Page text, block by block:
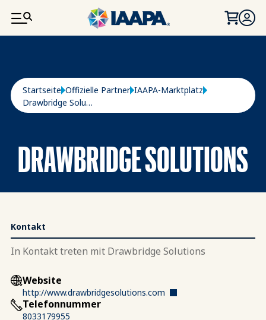
DIREKT ZUM INHALT
Pfadnavigation
Startseite Offizielle Partner IAAPA-Marktplatz
Drawbridge Solutions
DRAWBRIDGE SOLUTIONS
Kontakt
In Kontakt treten mit Drawbridge Solutions
Website
http://www.drawbridgesolutions.com
Telefonnummer
8033179955